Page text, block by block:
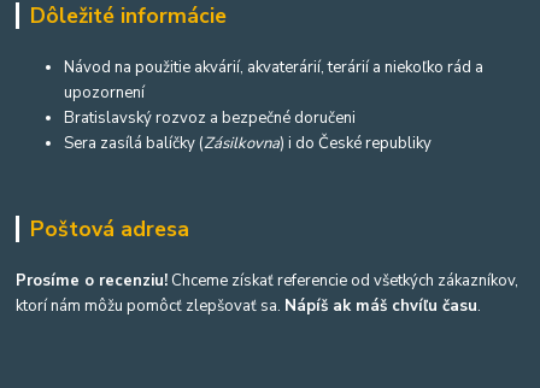
Dôležité informácie
Návod na použitie akvárií, akvaterárií, terárií a niekoľko rád a
upozornení
Bratislavský rozvoz a bezpečné doručeni
Sera zasílá balíčky (Zásilkovna) i do České republiky
Poštová adresa
Prosíme o recenziu! Chceme získať referencie od všetkých zákazníkov,
ktorí nám môžu pomôcť zlepšovať sa. Nápíš ak máš chvíľu času.